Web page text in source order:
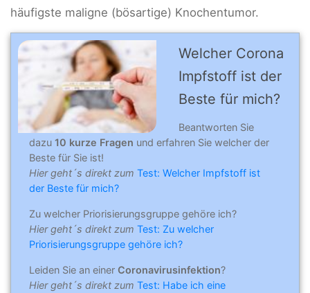
häufigste maligne (bösartige) Knochentumor.
Welcher Corona
Impfstoff ist der
Beste für mich?
Beantworten Sie
dazu 10 kurze Fragen und erfahren Sie welcher der
Beste für Sie ist!
Hier geht´s direkt zum Test: Welcher Impfstoff ist
der Beste für mich?
Zu welcher Priorisierungsgruppe gehöre ich?
Hier geht´s direkt zum Test: Zu welcher
Priorisierungsgruppe gehöre ich?
Leiden Sie an einer Coronavirusinfektion?
Hier geht´s direkt zum Test: Habe ich eine